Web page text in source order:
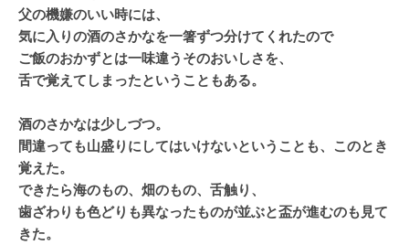
父の機嫌のいい時には、
気に入りの酒のさかなを一箸ずつ分けてくれたので
ご飯のおかずとは一味違うそのおいしさを、
舌で覚えてしまったということもある。
酒のさかなは少しづつ。
間違っても山盛りにしてはいけないということも、このとき
覚えた。
できたら海のもの、畑のもの、舌触り、
歯ざわりも色どりも異なったものが並ぶと盃が進むのも見て
きた。